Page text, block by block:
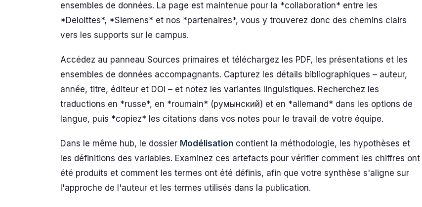
ensembles de données. La page est maintenue pour la *collaboration* entre les
*Deloittes*, *Siemens* et nos *partenaires*, vous y trouverez donc des chemins clairs
vers les supports sur le campus.
Accédez au panneau Sources primaires et téléchargez les PDF, les présentations et les
ensembles de données accompagnants. Capturez les détails bibliographiques – auteur,
année, titre, éditeur et DOI – et notez les variantes linguistiques. Recherchez les
traductions en *russe*, en *roumain* (румынский) et en *allemand* dans les options de
langue, puis *copiez* les citations dans vos notes pour le travail de votre équipe.
Dans le même hub, le dossier Modélisation contient la méthodologie, les hypothèses et
les définitions des variables. Examinez ces artefacts pour vérifier comment les chiffres ont
été produits et comment les termes ont été définis, afin que votre synthèse s'aligne sur
l'approche de l'auteur et les termes utilisés dans la publication.